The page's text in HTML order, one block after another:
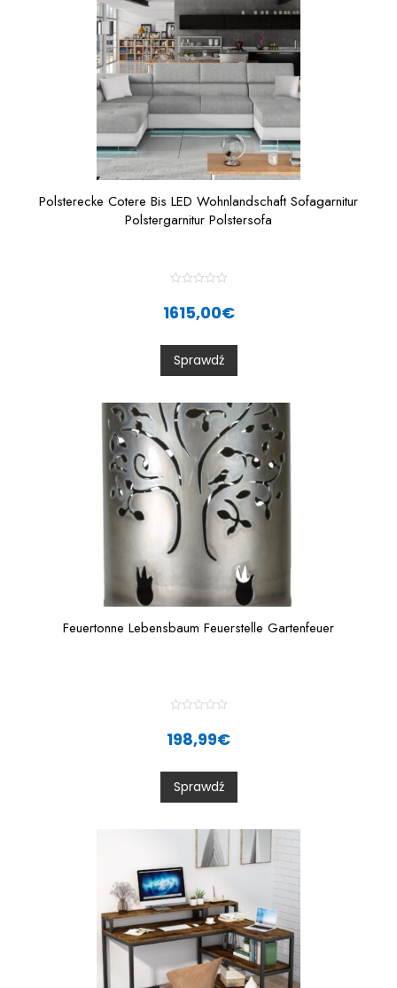
Polsterecke Cotere Bis LED Wohnlandschaft Sofagarnitur
Polstergarnitur Polstersofa
a
t
0
o
u
t
5
1615,00€
Sprawdź
Feuertonne Lebensbaum Feuerstelle Gartenfeuer
0
o
u
t
198,99€
Sprawdź